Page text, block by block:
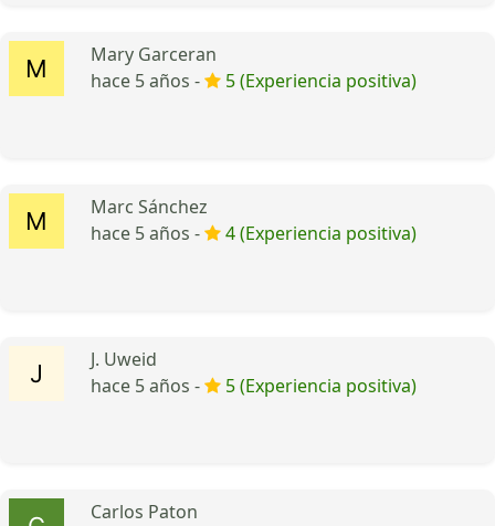
Mary Garceran
hace 5 años -
5 (Experiencia positiva)
Marc Sánchez
hace 5 años -
4 (Experiencia positiva)
J. Uweid
hace 5 años -
5 (Experiencia positiva)
Carlos Paton